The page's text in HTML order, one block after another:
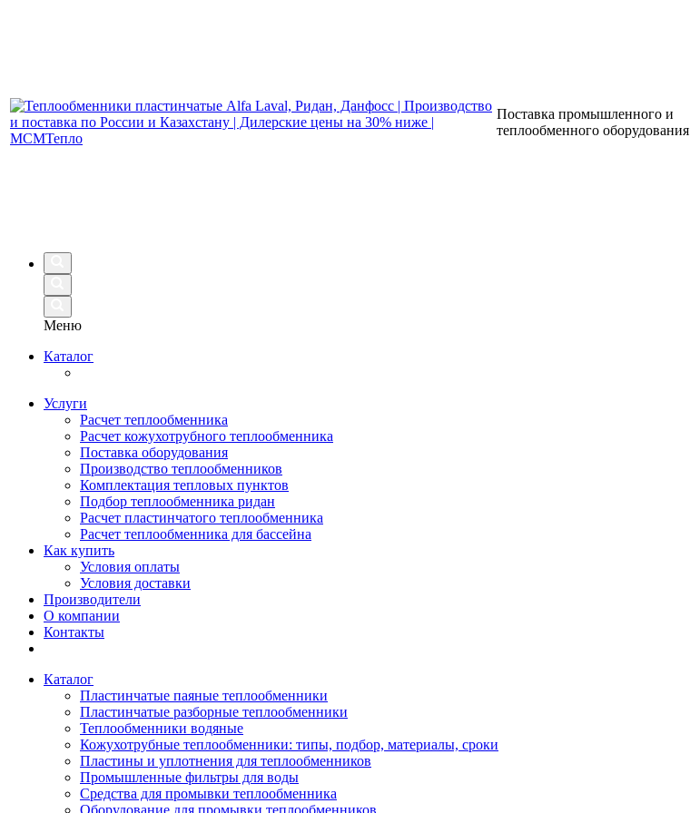
Поставка промышленного и
теплообменного оборудования
Меню
Каталог
Услуги
Расчет теплообменника
Расчет кожухотрубного теплообменника
Поставка оборудования
Производство теплообменников
Комплектация тепловых пунктов
Подбор теплообменника ридан
Расчет пластинчатого теплообменника
Расчет теплообменника для бассейна
Как купить
Условия оплаты
Условия доставки
Производители
О компании
Контакты
Каталог
Пластинчатые паяные теплообменники
Пластинчатые разборные теплообменники
Теплообменники водяные
Кожухотрубные теплообменники: типы, подбор, материалы, сроки
Пластины и уплотнения для теплообменников
Промышленные фильтры для воды
Средства для промывки теплообменника
Оборудование для промывки теплообменников